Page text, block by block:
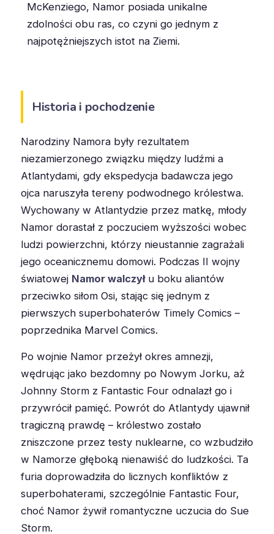
McKenziego, Namor posiada unikalne
zdolności obu ras, co czyni go jednym z
najpotężniejszych istot na Ziemi.
Historia i pochodzenie
Narodziny Namora były rezultatem
niezamierzonego związku między ludźmi a
Atlantydami, gdy ekspedycja badawcza jego
ojca naruszyła tereny podwodnego królestwa.
Wychowany w Atlantydzie przez matkę, młody
Namor dorastał z poczuciem wyższości wobec
ludzi powierzchni, którzy nieustannie zagrażali
jego oceanicznemu domowi. Podczas II wojny
światowej Namor walczyłu boku aliantów
przeciwko siłom Osi, stając się jednym z
pierwszych superbohaterów Timely Comics –
poprzednika Marvel Comics.
Po wojnie Namor przeżył okres amnezji,
wędrując jako bezdomny po Nowym Jorku, aż
Johnny Storm z Fantastic Four odnalazł go i
przywrócił pamięć. Powrót do Atlantydy ujawnił
tragiczną prawdę – królestwo zostało
zniszczone przez testy nuklearne, co wzbudziło
w Namorze głęboką nienawiść do ludzkości. Ta
furia doprowadziła do licznych konfliktów z
superbohaterami, szczególnie Fantastic Four,
choć Namor żywił romantyczne uczucia do Sue
Storm.